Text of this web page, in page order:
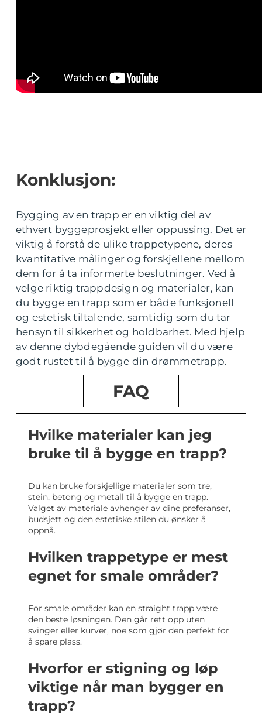
Konklusjon:
Bygging av en trapp er en viktig del av
ethvert byggeprosjekt eller oppussing. Det er
viktig å forstå de ulike trappetypene, deres
kvantitative målinger og forskjellene mellom
dem for å ta informerte beslutninger. Ved å
velge riktig trappdesign og materialer, kan
du bygge en trapp som er både funksjonell
og estetisk tiltalende, samtidig som du tar
hensyn til sikkerhet og holdbarhet. Med hjelp
av denne dybdegående guiden vil du være
godt rustet til å bygge din drømmetrapp.
FAQ
Hvilke materialer kan jeg
bruke til å bygge en trapp?
Du kan bruke forskjellige materialer som tre,
stein, betong og metall til å bygge en trapp.
Valget av materiale avhenger av dine preferanser,
budsjett og den estetiske stilen du ønsker å
oppnå.
Hvilken trappetype er mest
egnet for smale områder?
For smale områder kan en straight trapp være
den beste løsningen. Den går rett opp uten
svinger eller kurver, noe som gjør den perfekt for
å spare plass.
Hvorfor er stigning og løp
viktige når man bygger en
trapp?